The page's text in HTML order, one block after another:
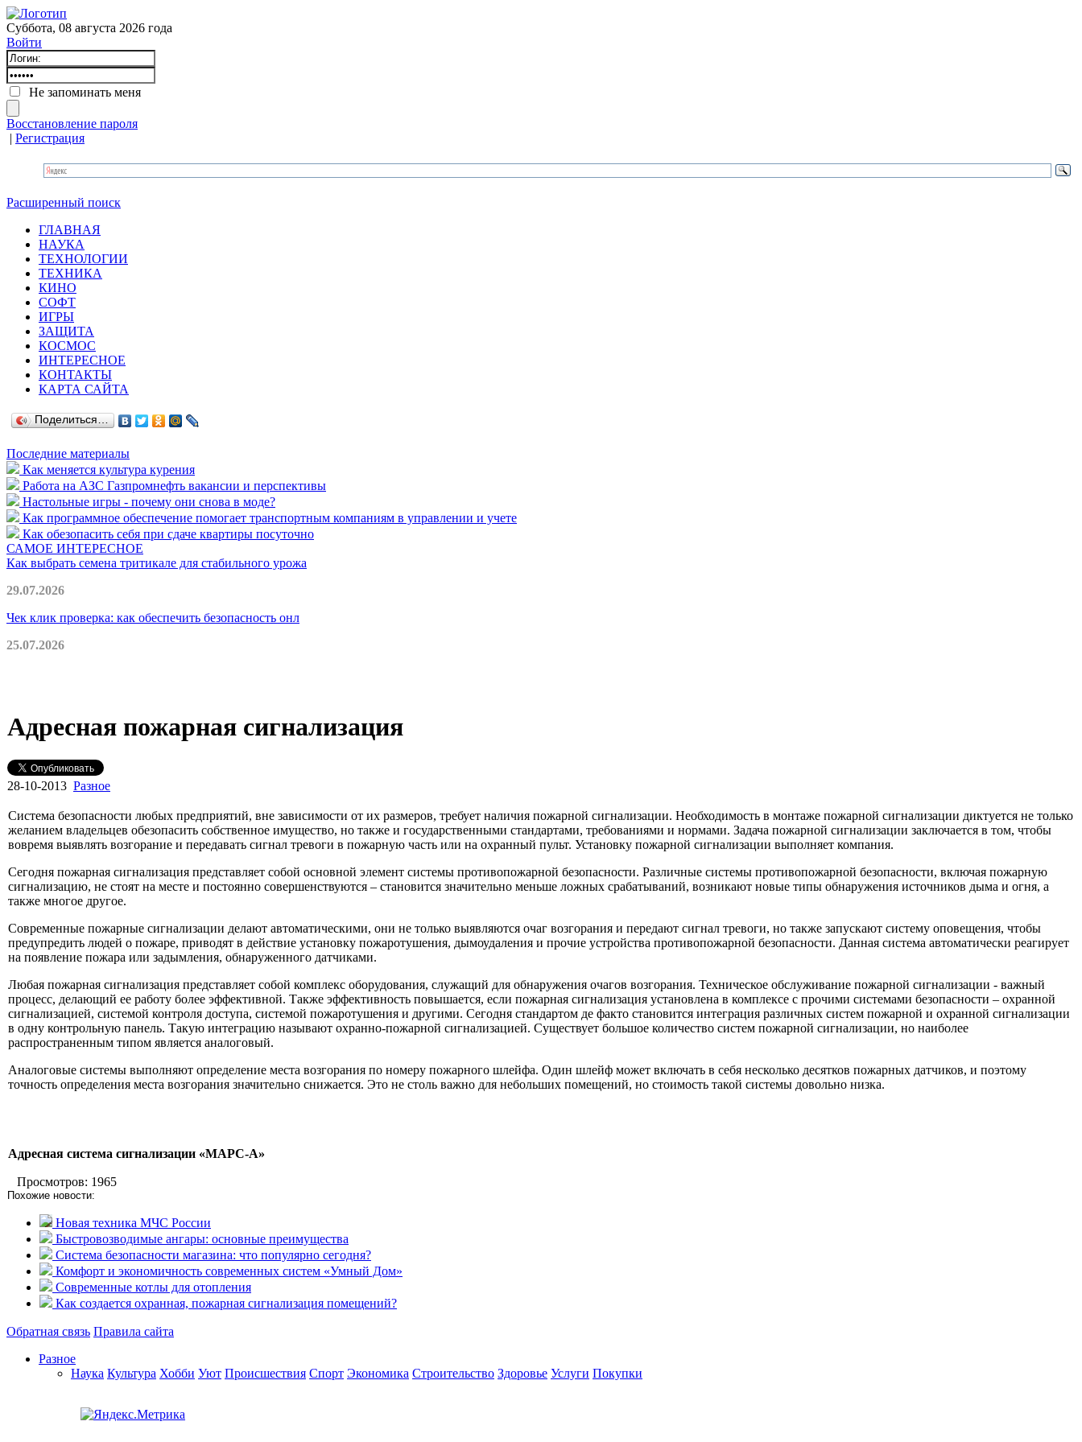
Суббота, 08 августа 2026 года
Войти
Не запоминать меня
Восстановление пароля
| Регистрация
Расширенный поиск
ГЛАВНАЯ
НАУКА
ТЕХНОЛОГИИ
ТЕХНИКА
КИНО
СОФТ
ИГРЫ
ЗАЩИТА
КОСМОС
ИНТЕРЕСНОЕ
КОНТАКТЫ
КАРТА САЙТА
Поделиться…
Последние материалы
Как меняется культура курения
Работа на АЗС Газпромнефть вакансии и перспективы
Настольные игры - почему они снова в моде?
Как программное обеспечение помогает транспортным компаниям в управлении и учете
Как обезопасить себя при сдаче квартиры посуточно
САМОЕ ИНТЕРЕСНОЕ
Как выбрать семена тритикале для стабильного урожа
29.07.2026
Чек клик проверка: как обеспечить безопасность онл
25.07.2026
Адресная пожарная сигнализация
28-10-2013 Разное
Система безопасности любых предприятий, вне зависимости от их размеров, требует наличия пожарной сигнализации. Необходимость в монтаже пожарной сигнализации диктуется не только
желанием владельцев обезопасить собственное имущество, но также и государственными стандартами, требованиями и нормами. Задача пожарной сигнализации заключается в том, чтобы
вовремя выявлять возгорание и передавать сигнал тревоги в пожарную часть или на охранный пульт. Установку пожарной сигнализации выполняет компания.
Сегодня пожарная сигнализация представляет собой основной элемент системы противопожарной безопасности. Различные системы противопожарной безопасности, включая пожарную
сигнализацию, не стоят на месте и постоянно совершенствуются – становится значительно меньше ложных срабатываний, возникают новые типы обнаружения источников дыма и огня, а
также многое другое.
Современные пожарные сигнализации делают автоматическими, они не только выявляются очаг возгорания и передают сигнал тревоги, но также запускают систему оповещения, чтобы
предупредить людей о пожаре, приводят в действие установку пожаротушения, дымоудаления и прочие устройства противопожарной безопасности. Данная система автоматически реагирует
на появление пожара или задымления, обнаруженного датчиками.
Любая пожарная сигнализация представляет собой комплекс оборудования, служащий для обнаружения очагов возгорания. Техническое обслуживание пожарной сигнализации - важный
процесс, делающий ее работу более эффективной. Также эффективность повышается, если пожарная сигнализация установлена в комплексе с прочими системами безопасности – охранной
сигнализацией, системой контроля доступа, системой пожаротушения и другими. Сегодня стандартом де факто становится интеграция различных систем пожарной и охранной сигнализации
в одну контрольную панель. Такую интеграцию называют охранно-пожарной сигнализацией. Существует большое количество систем пожарной сигнализации, но наиболее
распространенным типом является аналоговый.
Аналоговые системы выполняют определение места возгорания по номеру пожарного шлейфа. Один шлейф может включать в себя несколько десятков пожарных датчиков, и поэтому
точность определения места возгорания значительно снижается. Это не столь важно для небольших помещений, но стоимость такой системы довольно низка.
Адресная система сигнализации «МАРС-А»
Просмотров: 1965
Похожие новости:
Новая техника МЧС России
Быстровозводимые ангары: основные преимущества
Система безопасности магазина: что популярно сегодня?
Комфорт и экономичность современных систем «Умный Дом»
Современные котлы для отопления
Как создается охранная, пожарная сигнализация помещений?
Обратная связь Правила сайта
Разное
Наука Культура Хобби Уют Происшествия Спорт Экономика Строительство Здоровье Услуги Покупки